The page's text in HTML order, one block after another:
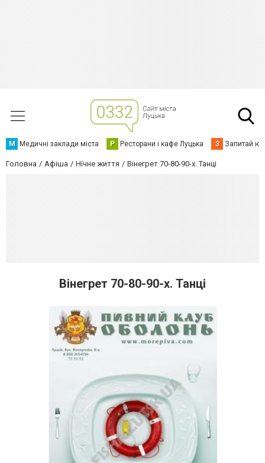
М Медичні заклади міста Р Ресторани і кафе Луцька З Запитай
Головна Афіша Нічне життя Вінегрет 70-80-90-х. Танці
Вінегрет 70-80-90-х. Танці